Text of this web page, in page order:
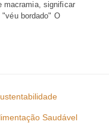
macramia, significar
bordado" O
Saudável